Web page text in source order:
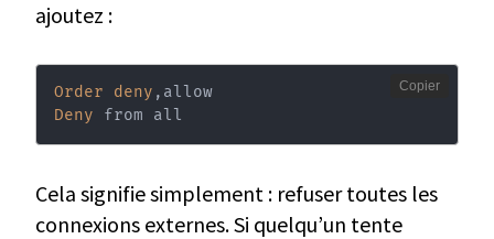
ajoutez :
Order deny
,allow
Deny from all
Copier
Cela signifie simplement : refuser toutes les
connexions externes. Si quelqu’un tente